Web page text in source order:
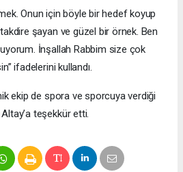
Onun için böyle bir hedef koyup
şayan ve güzel bir örnek. Ben
İnşallah Rabbim size çok
ifadelerini kullandı.
ekip de spora ve sporcuya verdiği
teşekkür etti.